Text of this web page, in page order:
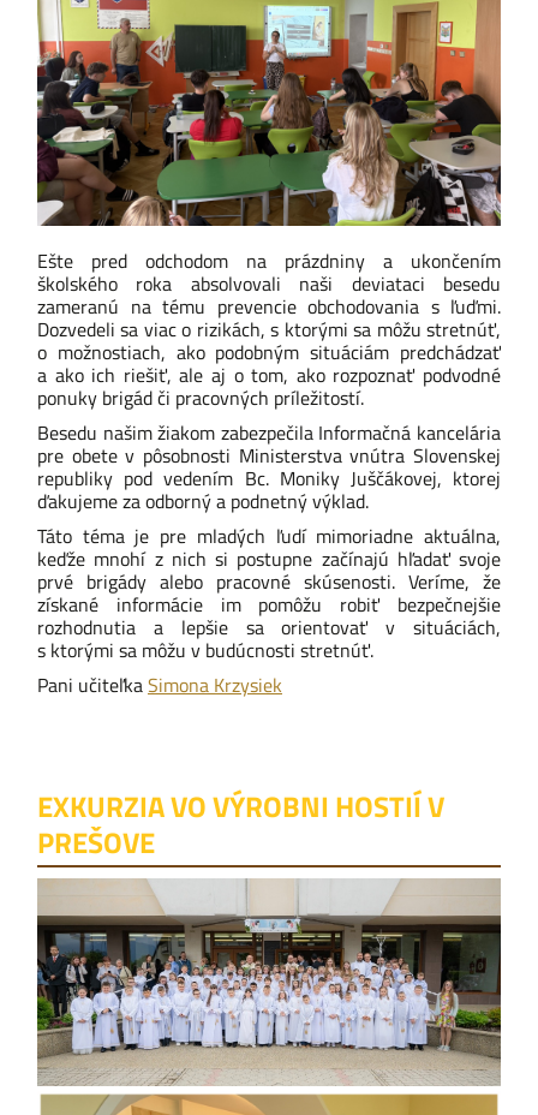
Ešte pred odchodom na prázdniny a ukončením
školského roka absolvovali naši deviataci besedu
zameranú na tému prevencie obchodovania s ľuďmi.
Dozvedeli sa viac o rizikách, s ktorými sa môžu stretnúť,
o možnostiach, ako podobným situáciám predchádzať
a ako ich riešiť, ale aj o tom, ako rozpoznať podvodné
ponuky brigád či pracovných príležitostí.
Besedu našim žiakom zabezpečila Informačná kancelária
pre obete v pôsobnosti Ministerstva vnútra Slovenskej
republiky pod vedením Bc. Moniky Juščákovej, ktorej
ďakujeme za odborný a podnetný výklad.
Táto téma je pre mladých ľudí mimoriadne aktuálna,
keďže mnohí z nich si postupne začínajú hľadať svoje
prvé brigády alebo pracovné skúsenosti. Veríme, že
získané informácie im pomôžu robiť bezpečnejšie
rozhodnutia a lepšie sa orientovať v situáciách,
s ktorými sa môžu v budúcnosti stretnúť.
Pani učiteľkaSimona Krzysiek
EXKURZIA VO VÝROBNI HOSTIÍ V
PREŠOVE